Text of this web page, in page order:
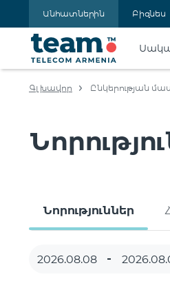
Անհատներին Բիզնես
Գլխավոր Ընկերության
Նորություններ